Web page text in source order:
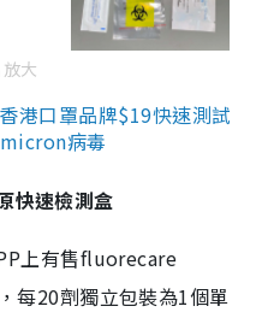
大
港口罩品牌$19快速測試
病毒
快速檢測盒
上有售fluorecare
每20劑獨立包裝為1個單